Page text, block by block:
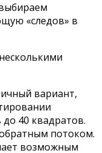
«следов» в
вариант,
40 квадратов.
потоком.
возможным